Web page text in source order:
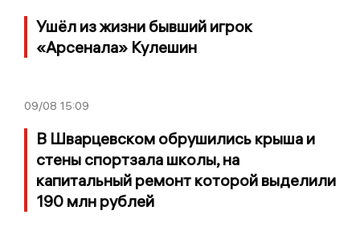
Ушёл из жизни бывший игрок
«Арсенала» Кулешин
09/08 15:09
В Шварцевском обрушились крыша и
стены спортзала школы, на
капитальный ремонт которой выделили
190 млн рублей